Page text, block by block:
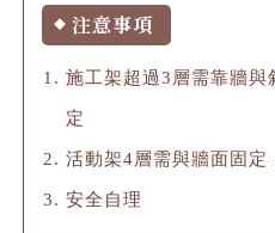
◆ 注意事項
施工架超過3層需靠牆與
定
活動架4層需與牆面固定
安全自理